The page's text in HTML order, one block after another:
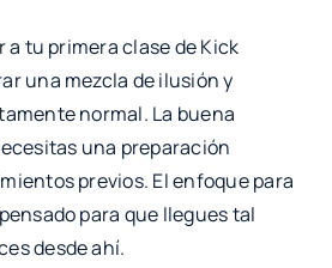
a tu primera clase de Kick
una mezcla de ilusión y
normal. La buena
una preparación
previos. El enfoque para
para que llegues tal
desde ahí.